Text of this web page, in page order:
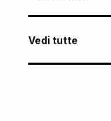
Vedi tutte